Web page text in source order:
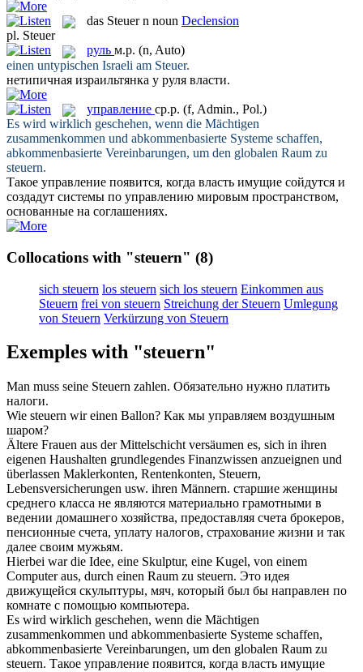
das Steuer n noun Declension
pl. Steuer
руль м.р. (n, Auto)
einen untypischen Israeli am Steuer.
нетипичная израильтянка у руля власти.
управление ср.р. (f, Admin., Pol.)
Es wird wirklich geschehen, wenn die Mächtigen
zusammenkommen und abkommenbasierte Systeme schaffen,
abkommenbasierte Vereinbarungen, um den globalen Raum zu
steuern.
Такое управление появится, когда власть имущие сойдутся и
создадут системы по управлению мировым пространством,
основанные на соглашениях.
Collocations with "steuern" (8)
sich steuern los steuern sich los steuern Einkommen aus
Steuern frei von steuern Streichung der Steuern Umlegung
von Steuern Verkürzung von Steuern
Exemples with "steuern"
Man muss seine Steuern zahlen. Обязательно нужно платить
налоги.
Wie steuern wir einen Ballon? Как мы управляем воздушным
шаром?
Ältere Frauen aus der Mittelschicht versäumen es, sich in ihren
eigenen Haushalten grundlegendes Finanzwissen anzueignen und
überlassen Maklerkonten, Rentenkonten, Steuern,
Lebensversicherungen usw. ihren Männern. старшие женщины
среднего класса не являются материально грамотными в
ведении домашнего хозяйства, предоставляя счета брокеров,
пенсионные счета, уплату налогов, страхование жизни и так
далее своим мужьям.
Hierbei war die Idee, eine Skulptur, eine Kugel, von einem
Computer aus, durch einen Raum zu steuern. Это идея
движущейся скульптуры, мяч, который был бы направлен по
комнате с помощью компьютера.
Es wird wirklich geschehen, wenn die Mächtigen
zusammenkommen und abkommenbasierte Systeme schaffen,
abkommenbasierte Vereinbarungen, um den globalen Raum zu
steuern. Такое управление появится, когда власть имущие